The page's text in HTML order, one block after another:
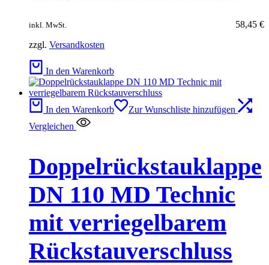
58,45 €
inkl. MwSt.
zzgl. Versandkosten
In den Warenkorb
In den Warenkorb
Zur Wunschliste hinzufügen
Vergleichen
Doppelrückstauklappe
DN 110 MD Technic
mit verriegelbarem
Rückstauverschluss